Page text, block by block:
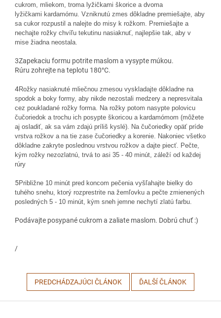
cukrom, mliekom, troma lyžičkami škorice a dvoma
lyžičkami kardamómu. Vzniknutú zmes dôkladne premiešajte, aby
sa cukor rozpustil a nalejte do misy k rožkom. Premiešajte a
nechajte rožky chvíľu tekutinu nasiaknuť, najlepšie tak, aby v
mise žiadna neostala.
3Zapekaciu formu potrite maslom a vysypte múkou.
Rúru zohrejte na teplotu 180°C.
4Rožky nasiaknuté mliečnou zmesou vyskladajte dôkladne na
spodok a boky formy, aby nikde nezostali medzery a nepresvitala
cez poukladané rožky forma. Na rožky potom nasypte polovicu
čučoriedok a trochu ich posypte škoricou a kardamómom (môžete
aj osladiť, ak sa vám zdajú príliš kyslé). Na čučoriedky opäť príde
vrstva rožkov a na tie zase čučoriedky a korenie. Nakoniec všetko
dôkladne zakryte poslednou vrstvou rožkov a dajte piecť. Pečte,
kým rožky nezozlatnú, trvá to asi 35 - 40 minút, záleží od každej
rúry
5Približne 10 minút pred koncom pečenia vyšľahajte bielky do
tuhého snehu, ktorý rozprestrite na žemľovku a pečte zmienených
posledných 5 - 10 minút, kým sneh jemne nechytí zlatú farbu.
Podávajte posypané cukrom a zaliate maslom. Dobrú chuť :)
/
PREDCHÁDZAJÚCI ČLÁNOK ĎALŠÍ ČLÁNOK